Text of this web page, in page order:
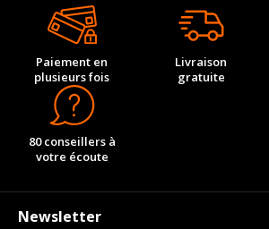
Paiement en
plusieurs fois
Livraison
gratuite
80 conseillers à
votre écoute
Newsletter